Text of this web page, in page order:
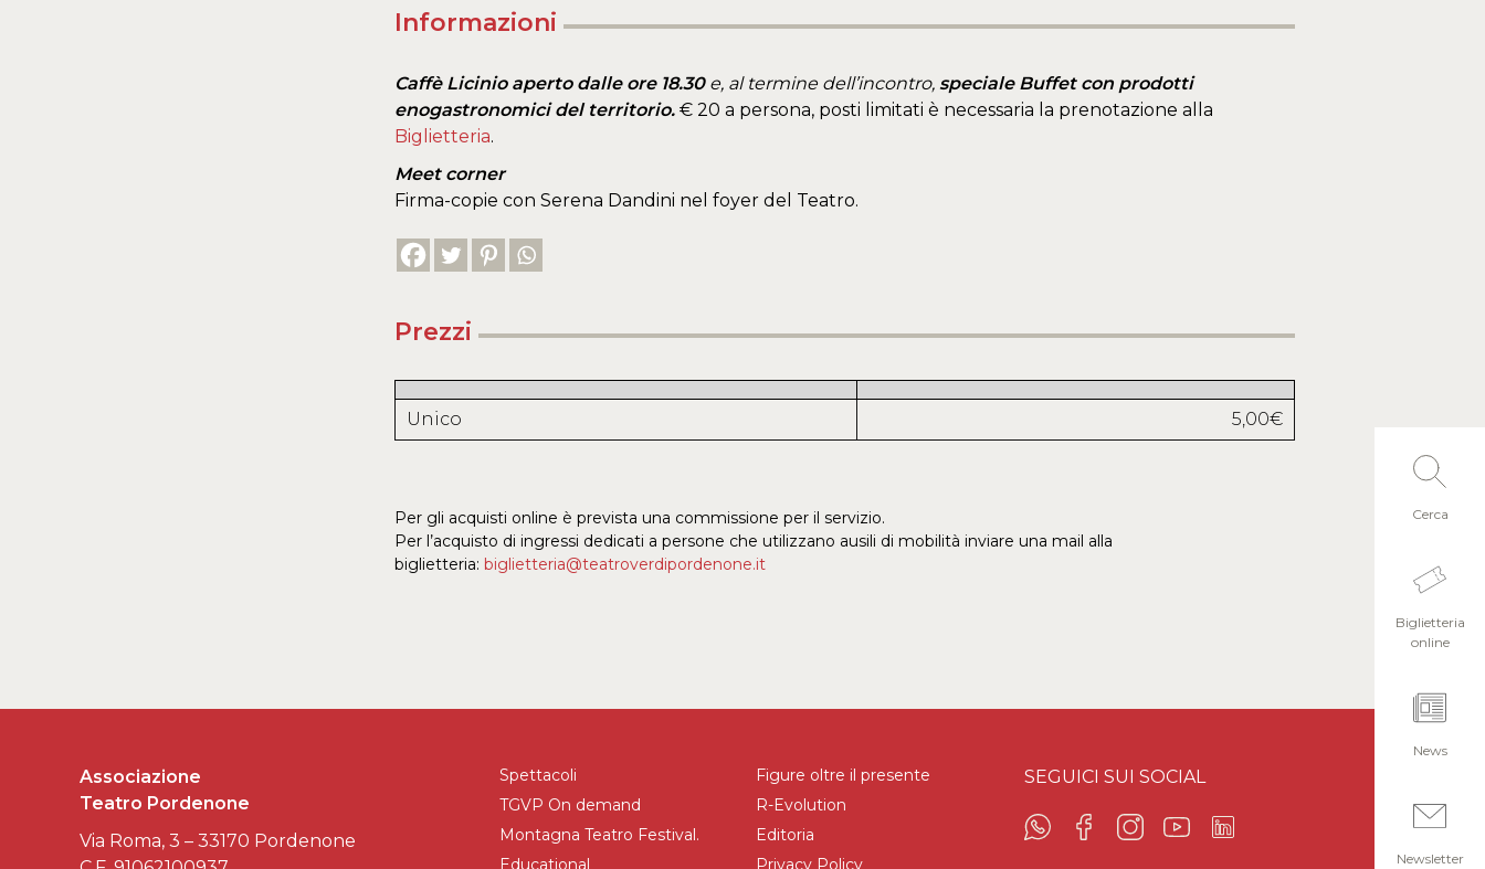
Informazioni
Caffè Licinio aperto dalle ore 18.30 e, al termine dell’incontro, speciale Buffet con prodotti
enogastronomici del territorio. € 20 a persona, posti limitati è necessaria la prenotazione alla
Biglietteria.
Meet corner
Firma-copie con Serena Dandini nel foyer del Teatro.
Prezzi
Unico 5,00€
Per gli acquisti online è prevista una commissione per il servizio.
Per l’acquisto di ingressi dedicati a persone che utilizzano ausili di mobilità inviare una mail alla
biglietteria: biglietteria@teatroverdipordenone.it
Cerca
Biglietteria
online
News
Newsletter
Associazione
Teatro Pordenone
Via Roma, 3 – 33170 Pordenone
Spettacoli
TGVP On demand
Montagna Teatro Festival.
Educational
Figure oltre il presente
R-Evolution
Editoria
Privacy Policy
SEGUICI SUI SOCIAL